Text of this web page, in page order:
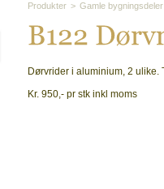
Produkter > Gamle bygningsdeler
B122 Dø
Dørvrider i aluminium, 2 ulike.
Kr. 950,- pr stk inkl moms